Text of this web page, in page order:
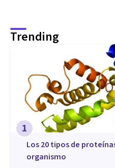
Trending
1
​Los 20 tipos de
organismo